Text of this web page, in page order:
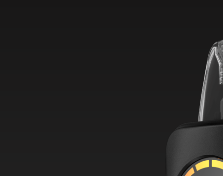
und erlebe, wie einfach und flexibel